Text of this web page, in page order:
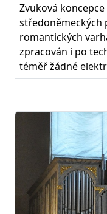
Zvuková
středoněmeckých
romantických
zpracován i po
téměř žádné